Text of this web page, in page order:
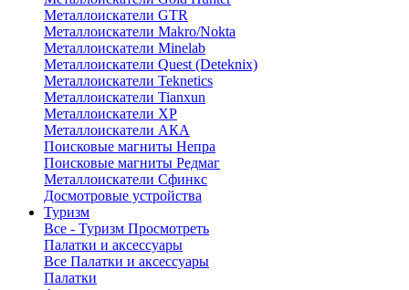
Металлоискатели GTR
Металлоискатели Makro/Nokta
Металлоискатели Minelab
Металлоискатели Quest (Deteknix)
Металлоискатели Teknetics
Металлоискатели Tianxun
Металлоискатели XP
Металлоискатели АКА
Поисковые магниты Непра
Поисковые магниты Редмаг
Металлоискатели Сфинкс
Досмотровые устройства
Туризм
Все - Туризм Просмотреть
Палатки и аксессуары
Все Палатки и аксессуары
Палатки